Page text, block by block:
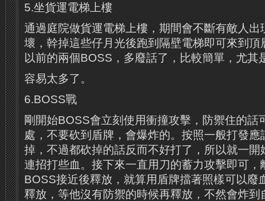
5.坐貨運電梯上樓
通過庭院做貨運電梯上樓，期間會不斷有敵人出
壞，幹掉這些仔月光後跑到隔壁電梯即可來到頂
以前的兩個BOSS，多廢話了，比較簡單，尤其
容易太多了。
6.BOSS戰
剛開始BOSS會立刻使用衝撞攻擊，防禦住的話
處，不要砍到盾牌，會爆炸的。按照一般打發
掉，不過都砍掉的話反而不好打了，所以就一開
連招打些血。接下來一直用刀的蓄力攻擊即可，
BOSS接近後釋放，就算用盾牌擋著照樣可以廢
釋放，等他沒有防禦的時候再釋放，不然會炸到